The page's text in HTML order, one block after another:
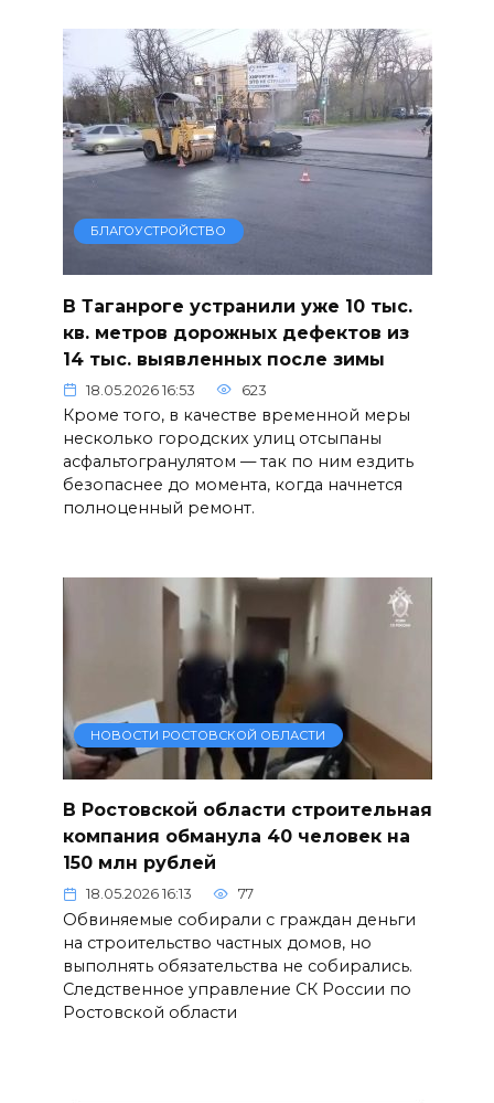
БЛАГОУСТРОЙСТВО
В Таганроге устранили уже 10 тыс.
кв. метров дорожных дефектов из
14 тыс. выявленных после зимы
18.05.2026 16:53 623
Кроме того, в качестве временной меры
несколько городских улиц отсыпаны
асфальтогранулятом — так по ним ездить
безопаснее до момента, когда начнется
полноценный ремонт.
НОВОСТИ РОСТОВСКОЙ ОБЛАСТИ
В Ростовской области строительная
компания обманула 40 человек на
150 млн рублей
18.05.2026 16:13 77
Обвиняемые собирали с граждан деньги
на строительство частных домов, но
выполнять обязательства не собирались.
Следственное управление СК России по
Ростовской области